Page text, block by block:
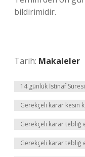
bildirimidir.
Tarih: Makaleler
14 günlük İstinaf
Gerekçeli karar kesin
Gerekçeli karar tebliğ
Gerekçeli karar